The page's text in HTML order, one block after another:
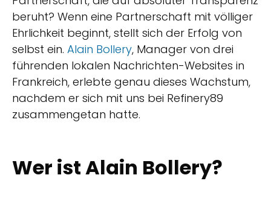
beruht? Wenn eine Partnerschaft mit völliger
Ehrlichkeit beginnt, stellt sich der Erfolg von
selbst ein. Alain Bollery, Manager von drei
führenden lokalen Nachrichten-Websites in
Frankreich, erlebte genau dieses Wachstum,
nachdem er sich mit uns bei Refinery89
zusammengetan hatte.
Wer ist Alain Bollery?